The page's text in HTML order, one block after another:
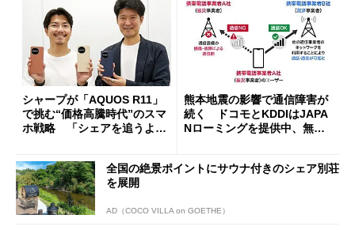
シャープが「AQUOS R11」
で挑む“価格高騰時代”のスマ
ホ戦略 「シェアを追うより
熊本地震の影響で通信障害が
続く ドコモとKDDIはJAPA
Nローミングを提供中、無料
全国の絶景ポイントにサウナ付きのシェア別荘
を展開
AD（COCO VILLA on GOETHE）